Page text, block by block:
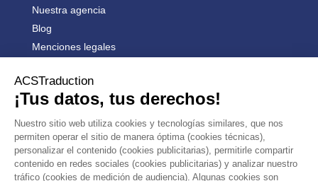
Nuestra agencia
Blog
Menciones legales
PRODUCTS
OUR COMPANY  